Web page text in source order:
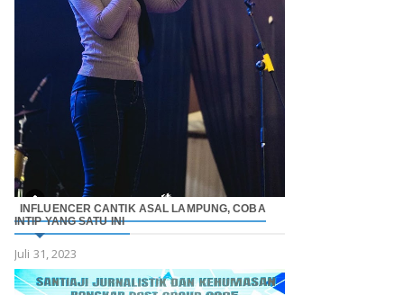
INFLUENCER CANTIK ASAL LAMPUNG, COBA
INTIP YANG SATU INI
Juli 31, 2023